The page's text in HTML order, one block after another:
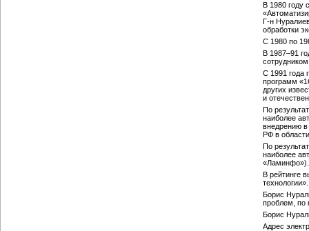
В 1980 году
Г-н
обработки
С 1980 по
В 1987–91
C 1991 года
программ
других
и
По
наиболее
внедрению в
РФ в
По
наиболее
«Ламинфо»).
В рейтинге
технологии».
Борис
проблем, по
Борис
Адрес